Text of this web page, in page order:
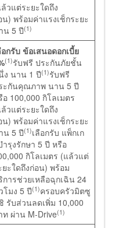
วแต่ระยะใดถึง
น) พร้อมค่าแรงเช็กระยะ
น 5 ปี(1)
อกรับ ข้อเสนอดอกเบี้ย
(1)รับฟรี ประกันภัยชั้น
ง นาน 1 ปี(1)รับฟรี
ะกันคุณภาพ นาน 5 ปี
อ 100,000 กิโลเมตร
วแต่ระยะใดถึง
น) พร้อมค่าแรงเช็กระยะ
น 5 ปี(1)เลือกรับ แพ็กเก
ำรุงรักษา 5 ปี หรือ
กิโลเมตร (แล้วแต่
ยะใดถึงก่อน) พร้อม
การช่วยเหลือฉุกเฉิน 24
โมง 5 ปี(1)ครอบครัวมิตซู
รับส่วนลดเพิ่ม 10,000
ท ผ่าน M-Drive(1)